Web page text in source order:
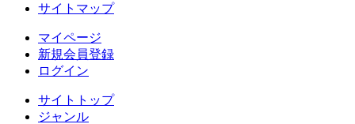
サイトマップ
マイページ
新規会員登録
ログイン
サイトトップ
ジャンル